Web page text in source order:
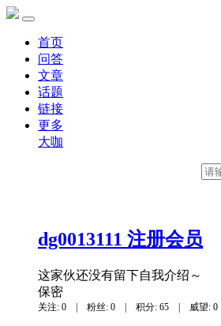
首页
问答
文章
话题
链接
更多
大咖
dg0013111 注册会员
这家伙还没有留下自我介绍～
保密
关注: 0 | 粉丝: 0 | 积分: 65 | 威望: 0